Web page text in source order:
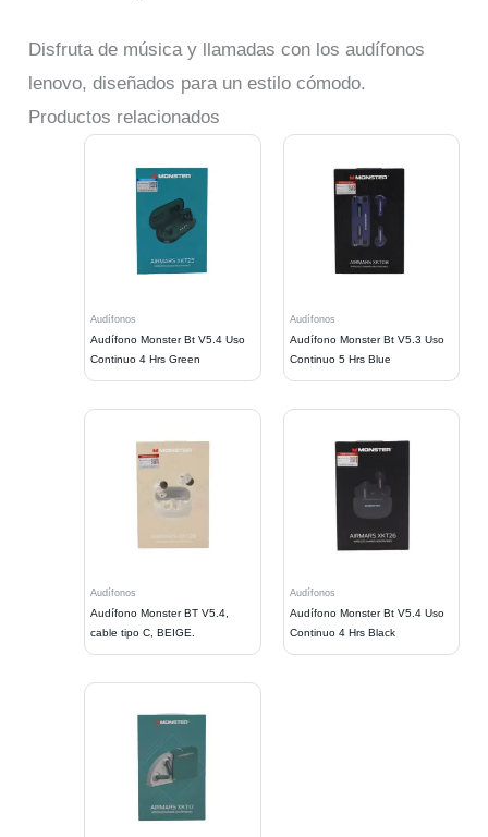
Disfruta de música y llamadas con los audífonos
lenovo, diseñados para un estilo cómodo.
Productos relacionados
Audífonos
Audífono Monster Bt V5.4 Uso
Continuo 4 Hrs Green
Audífonos
Audífono Monster Bt V5.3 Uso
Continuo 5 Hrs Blue
Audífonos
Audífono Monster BT V5.4,
cable tipo C, BEIGE.
Audífonos
Audífono Monster Bt V5.4 Uso
Continuo 4 Hrs Black